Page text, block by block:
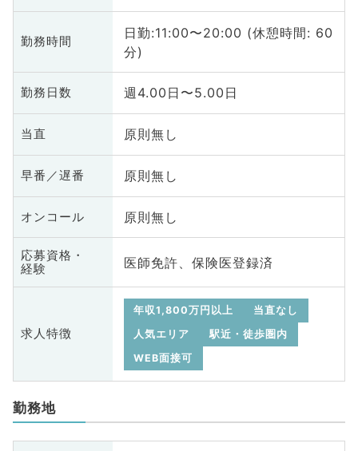
勤務時間
日勤:11:00〜20:00 (休憩時間: 60
分)
勤務日数 週4.00日〜5.00日
当直 原則無し
早番／遅番 原則無し
オンコール 原則無し
応募資格・
経験
医師免許、保険医登録済
求人特徴
年収1,800万円以上
当直なし
人気エリア
駅近・徒歩圏内
WEB面接可
勤務地